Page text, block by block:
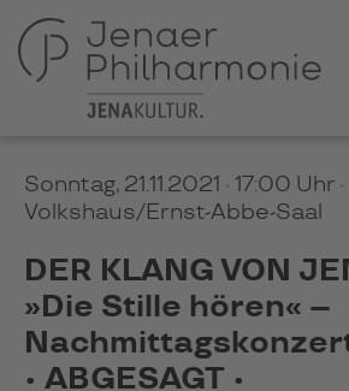
Sonntag, 21.11.2021 · 17:00 Uhr ·
Volkshaus/Ernst-Abbe-Saal
DER KLANG VON
»Die Stille hören« –
• ABGESAGT •